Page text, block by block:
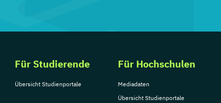
Für Studierende
Übersicht Studienportale
Für Hochschulen
Mediadaten
Übersicht Studienportale